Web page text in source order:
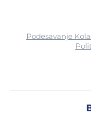
Podesavanje